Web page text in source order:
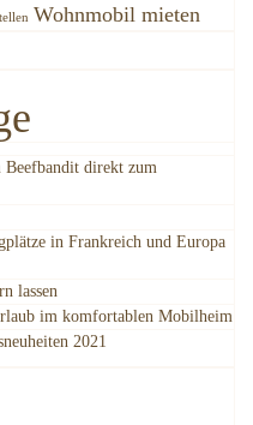
Wohnmobil mieten
direkt zum
in Frankreich und Europa
lassen
im komfortablen Mobilheim
2021